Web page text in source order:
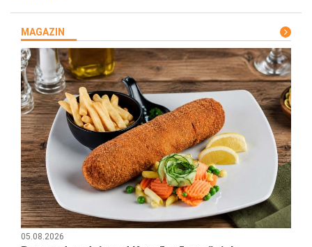
MAGAZIN
05.08.2026